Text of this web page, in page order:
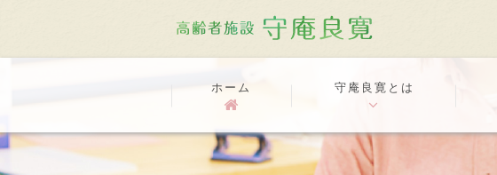
ホーム 守庵良寛とは